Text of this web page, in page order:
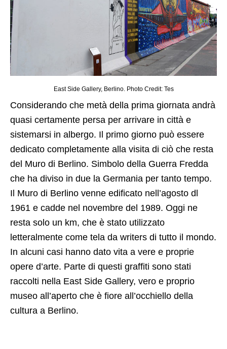
East Side Gallery, Berlino. Photo Credit: Tes
Considerando che metà della prima giornata andrà
quasi certamente persa per arrivare in città e
sistemarsi in albergo. Il primo giorno può essere
dedicato completamente alla visita di ciò che resta
del Muro di Berlino. Simbolo della Guerra Fredda
che ha diviso in due la Germania per tanto tempo.
Il Muro di Berlino venne edificato nell’agosto dl
1961 e cadde nel novembre del 1989. Oggi ne
resta solo un km, che è stato utilizzato
letteralmente come tela da writers di tutto il mondo.
In alcuni casi hanno dato vita a vere e proprie
opere d’arte. Parte di questi graffiti sono stati
raccolti nella East Side Gallery, vero e proprio
museo all’aperto che è fiore all’occhiello della
cultura a Berlino.